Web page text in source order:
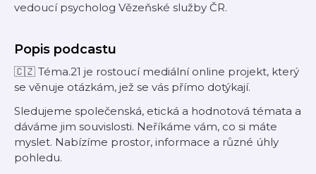
vedoucí psycholog Vězeňské služby ČR.
Popis podcastu
🇨🇿 Téma.21 je rostoucí mediální online projekt, který
se věnuje otázkám, jež se vás přímo dotýkají.
Sledujeme společenská, etická a hodnotová témata a
dáváme jim souvislosti. Neříkáme vám, co si máte
myslet. Nabízíme prostor, informace a různé úhly
pohledu.